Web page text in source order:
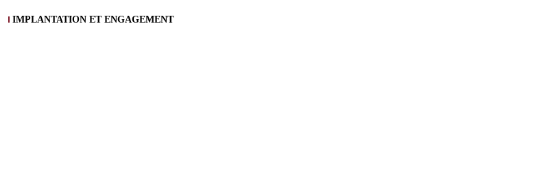
IMPLANTATION ET ENGAGEMENT